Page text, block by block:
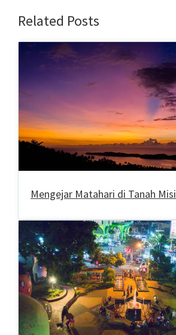
Related Posts
Mengejar Matahari di Tanah Misi